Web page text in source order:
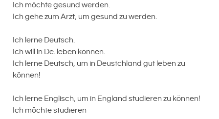
Ich möchte gesund werden.
Ich gehe zum Arzt, um gesund zu werden.
Ich lerne Deutsch.
Ich will in De. leben können.
Ich lerne Deutsch, um in Deustchland gut leben zu
können!
Ich lerne Englisch, um in England studieren zu können!
Ich möchte studieren